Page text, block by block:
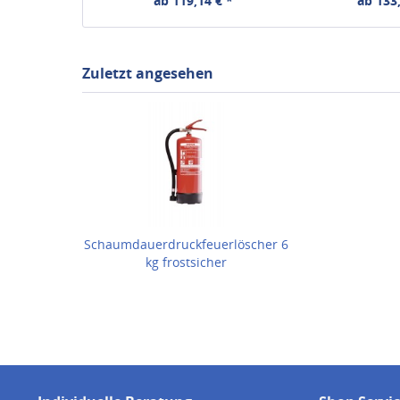
Zuletzt angesehen
Schaumdauerdruckfeuerlöscher 6
kg frostsicher